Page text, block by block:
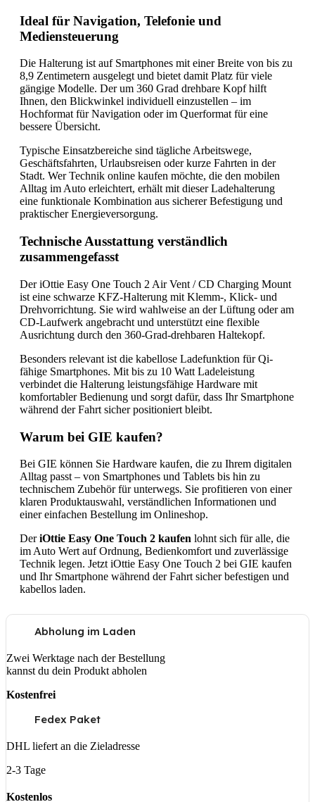
Ideal für Navigation, Telefonie und
Mediensteuerung
Die Halterung ist auf Smartphones mit einer Breite von bis zu
8,9 Zentimetern ausgelegt und bietet damit Platz für viele
gängige Modelle. Der um 360 Grad drehbare Kopf hilft
Ihnen, den Blickwinkel individuell einzustellen – im
Hochformat für Navigation oder im Querformat für eine
bessere Übersicht.
Typische Einsatzbereiche sind tägliche Arbeitswege,
Geschäftsfahrten, Urlaubsreisen oder kurze Fahrten in der
Stadt. Wer Technik online kaufen möchte, die den mobilen
Alltag im Auto erleichtert, erhält mit dieser Ladehalterung
eine funktionale Kombination aus sicherer Befestigung und
praktischer Energieversorgung.
Technische Ausstattung verständlich
zusammengefasst
Der iOttie Easy One Touch 2 Air Vent / CD Charging Mount
ist eine schwarze KFZ-Halterung mit Klemm-, Klick- und
Drehvorrichtung. Sie wird wahlweise an der Lüftung oder am
CD-Laufwerk angebracht und unterstützt eine flexible
Ausrichtung durch den 360-Grad-drehbaren Haltekopf.
Besonders relevant ist die kabellose Ladefunktion für Qi-
fähige Smartphones. Mit bis zu 10 Watt Ladeleistung
verbindet die Halterung leistungsfähige Hardware mit
komfortabler Bedienung und sorgt dafür, dass Ihr Smartphone
während der Fahrt sicher positioniert bleibt.
Warum bei GIE kaufen?
Bei GIE können Sie Hardware kaufen, die zu Ihrem digitalen
Alltag passt – von Smartphones und Tablets bis hin zu
technischem Zubehör für unterwegs. Sie profitieren von einer
klaren Produktauswahl, verständlichen Informationen und
einer einfachen Bestellung im Onlineshop.
DeriOttie Easy One Touch 2 kaufen lohnt sich für alle, die
im Auto Wert auf Ordnung, Bedienkomfort und zuverlässige
Technik legen. Jetzt iOttie Easy One Touch 2 bei GIE kaufen
und Ihr Smartphone während der Fahrt sicher befestigen und
kabellos laden.
Abholung im Laden
Zwei Werktage nach der Bestellung
kannst du dein Produkt abholen
Kostenfrei
Fedex Paket
DHL liefert an die Zieladresse
2-3 Tage
Kostenlos